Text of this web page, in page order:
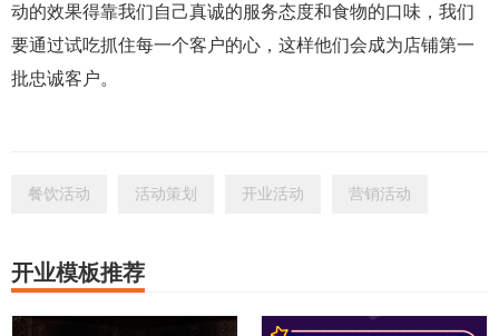
动的效果得靠我们自己真诚的服务态度和食物的口味，我们
要通过试吃抓住每一个客户的心，这样他们会成为店铺第一
批忠诚客户。
餐饮活动 活动策划 开业活动 营销活动
开业模板推荐